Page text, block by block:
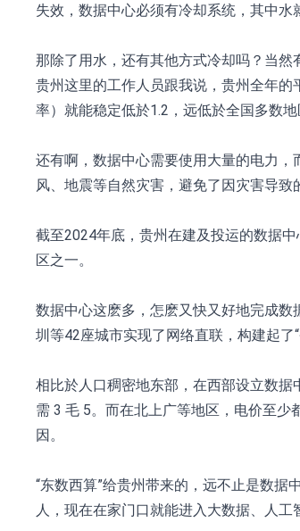
失效，数据中心必须有冷却系统，其中水
那除了用水，还有其他方式冷却吗？当
贵州这里的工作人员跟我说，贵州全年
率）就能稳定低於1.2，远低於全国多数
还有啊，数据中心需要使用大量的电力
风、地震等自然灾害，避免了因灾害导致
截至2024年底，贵州在建及投运的数据
区之一。
数据中心这麽多，怎麽又快又好地完成
圳等42座城市实现了网络直联，构建起了
相比於人口稠密地东部，在西部设立数
需 3 毛 5。而在北上广等地区，电价至少
因。
“东数西算”给贵州带来的，远不止是数
人，现在在家门口就能进入大数据、人工